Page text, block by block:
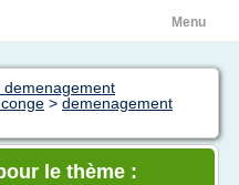
Menu
> demenagement
le thème :